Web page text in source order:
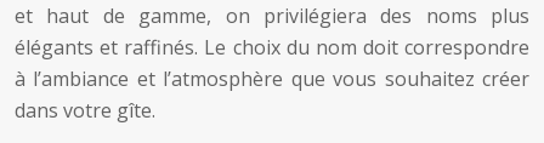
et haut de gamme, on privilégiera des noms plus
élégants et raffinés. Le choix du nom doit correspondre
à l’ambiance et l’atmosphère que vous souhaitez créer
dans votre gîte.